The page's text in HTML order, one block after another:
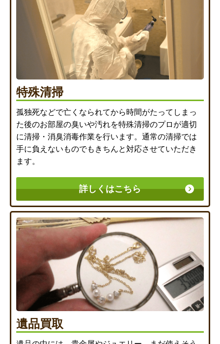
特殊清掃
孤独死などで亡くなられてから時間がたってしまっ
た後のお部屋の臭いや汚れを特殊清掃のプロが適切
に清掃・消臭消毒作業を行います。通常の清掃では
手に負えないものでもきちんと対応させていただき
ます。
詳しくはこちら
遺品買取